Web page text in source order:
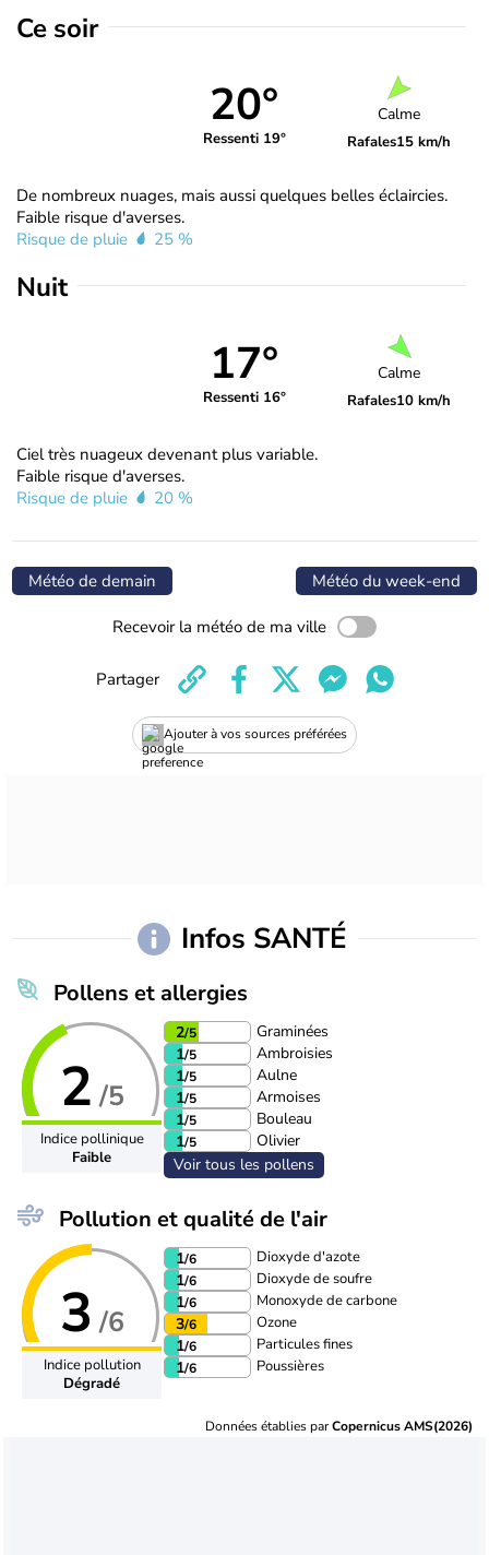
Ce soir
20°
Ressenti 19°
Calme
Rafales15 km/h
De nombreux nuages, mais aussi quelques belles éclaircies.
Faible risque d'averses.
Risque de pluie
25 %
Nuit
17°
Ressenti 16°
Calme
Rafales10 km/h
Ciel très nuageux devenant plus variable.
Faible risque d'averses.
Risque de pluie
20 %
Météo de demain Météo du week-end
Recevoir la météo de ma ville
Ajouter à vos sources préférées
Partager
Infos SANTÉ
Pollens et allergies
2 /5
Indice pollinique
Faible
2/5
Graminées
1/5
Ambroisies
1/5
Aulne
1/5
Armoises
1/5
Bouleau
1/5
Olivier
Voir tous les pollens
Pollution et qualité de l'air
3 /6
Indice pollution
Dégradé
1/6 Dioxyde d'azote
1/6 Dioxyde de soufre
1/6 Monoxyde de carbone
3/6 Ozone
1/6 Particules fines
1/6 Poussières
Données établies parCopernicus AMS(2026)